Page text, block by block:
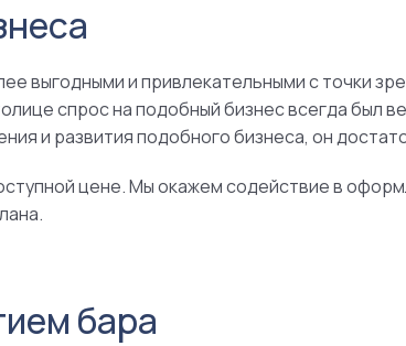
выгодными и привлекательными с точки
спрос на подобный бизнес всегда был
и развития подобного бизнеса, он
цене. Мы окажем содействие в
бара